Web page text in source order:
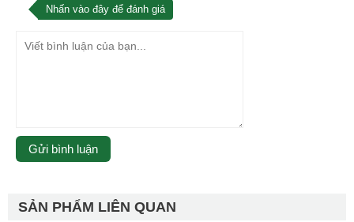
Nhấn vào đây để đánh giá
SẢN PHẨM LIÊN QUAN